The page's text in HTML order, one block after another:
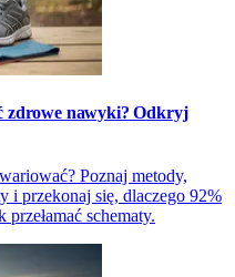
zdrowe nawyki? Odkryj
Poznaj metody,
i przekonaj się, dlaczego 92%
schematy.